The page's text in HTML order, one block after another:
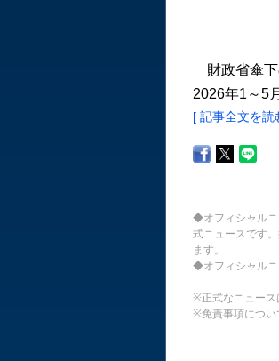
財政省傘下
2026年1～5
[ 記事全文を読
◆オフィシャルニ
式ニュースです
ます。
◆オフィシャルニ
※正式なニュース
※免責事項につい